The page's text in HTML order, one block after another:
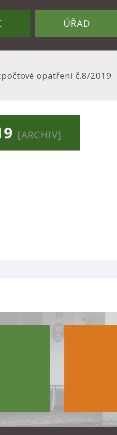
ÚŘAD
opatření č.8/2019
[ARCHIV]